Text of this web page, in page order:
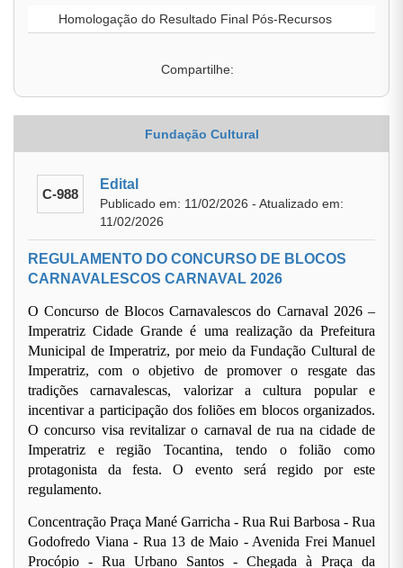
Homologação do Resultado Final Pós-Recursos
Compartilhe:
Fundação Cultural
C-988
Edital
Publicado em: 11/02/2026 - Atualizado em:
11/02/2026
REGULAMENTO DO CONCURSO DE BLOCOS
CARNAVALESCOS CARNAVAL 2026
O Concurso de Blocos Carnavalescos do Carnaval 2026 –
Imperatriz Cidade Grande é uma realização da Prefeitura
Municipal de Imperatriz, por meio da Fundação Cultural de
Imperatriz, com o objetivo de promover o resgate das
tradições carnavalescas, valorizar a cultura popular e
incentivar a participação dos foliões em blocos organizados.
O concurso visa revitalizar o carnaval de rua na cidade de
Imperatriz e região Tocantina, tendo o folião como
protagonista da festa. O evento será regido por este
regulamento.
Concentração Praça Mané Garricha - Rua Rui Barbosa - Rua
Godofredo Viana - Rua 13 de Maio - Avenida Frei Manuel
Procópio - Rua Urbano Santos - Chegada à Praça da